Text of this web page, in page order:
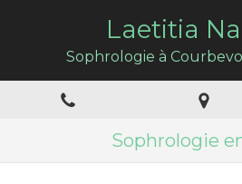
Laetitia
Sophrologie à
Sophrologie